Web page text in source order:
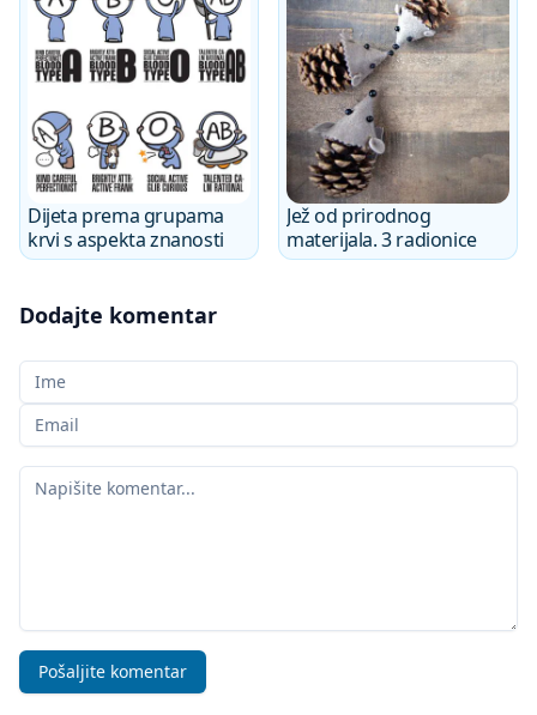
Dijeta prema grupama
krvi s aspekta znanosti
Jež od prirodnog
materijala. 3 radionice
Dodajte komentar
Vaše ime
Vaš e-mail
Vaš komentar
Pošaljite komentar